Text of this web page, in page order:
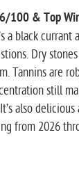
100 & Top
a black
Dry
Tannins are
still
also
from 2026